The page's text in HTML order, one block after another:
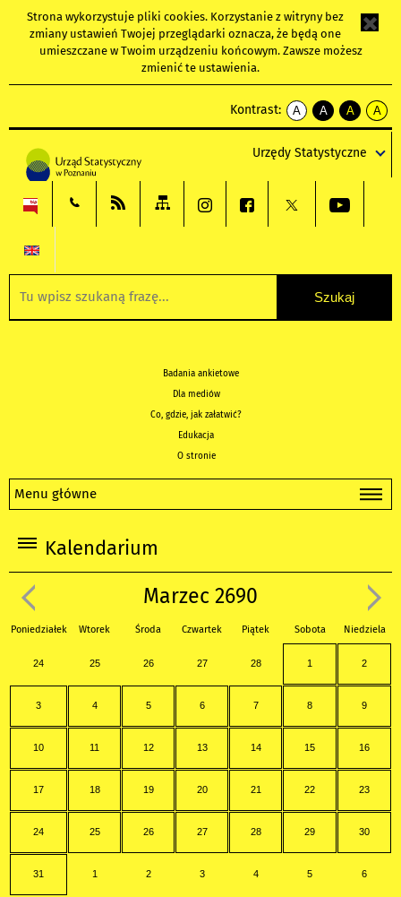
Strona wykorzystuje pliki cookies. Korzystanie z witryny bez
zmiany ustawień Twojej przeglądarki oznacza, że będą one
umieszczane w Twoim urządzeniu końcowym. Zawsze możesz
zmienić te ustawienia.
Kontrast:
A
kontrast
A
kontrast
tekst
czarnym
A
kontrast
tekst
czarnym
A
tekst
żółtym
Urzędy Statystyczne
Badania ankietowe
Dla mediów
Co, gdzie, jak załatwić?
Edukacja
O stronie
Menu główne
Kalendarium
Marzec 2690
Poniedziałek Wtorek Środa Czwartek Piątek Sobota Niedziela
24 25 26 27 28 1 2
3 4 5 6 7 8 9
10 11 12 13 14 15 16
17 18 19 20 21 22 23
24 25 26 27 28 29 30
31 1 2 3 4 5 6